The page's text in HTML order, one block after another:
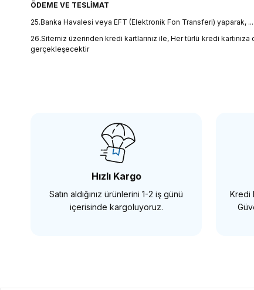
ÖDEME VE TESLİMAT
25.Banka Havalesi veya EFT (Elektronik Fon Transferi) yaparak,
26.Sitemiz üzerinden kredi kartlarınız ile, Her türlü kredi
gerçekleşecektir
Hızlı Kargo
Satın aldığınız ürünlerini 1-2 iş günü
içerisinde kargoluyoruz.
Kredi